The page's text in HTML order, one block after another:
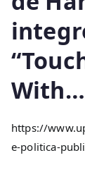
https://
e-politica-